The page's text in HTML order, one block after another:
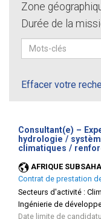
Zone
Durée de la
Effacer votre
Consultant(e) –
hydrologie /
climatiques /
AFRIQUE
Contrat de prestation
Secteurs d'activité :
Ingénierie de
Date limite de